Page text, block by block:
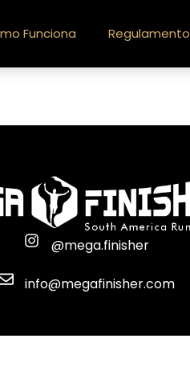
Funciona Regulamento
@mega.finisher
info@megafinisher.com